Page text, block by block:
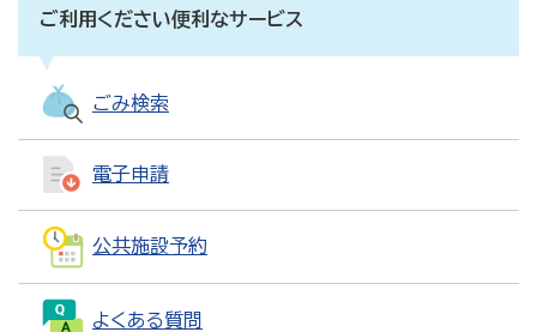
ご利用ください便利なサービス
ごみ検索
電子申請
公共施設予約
よくある質問